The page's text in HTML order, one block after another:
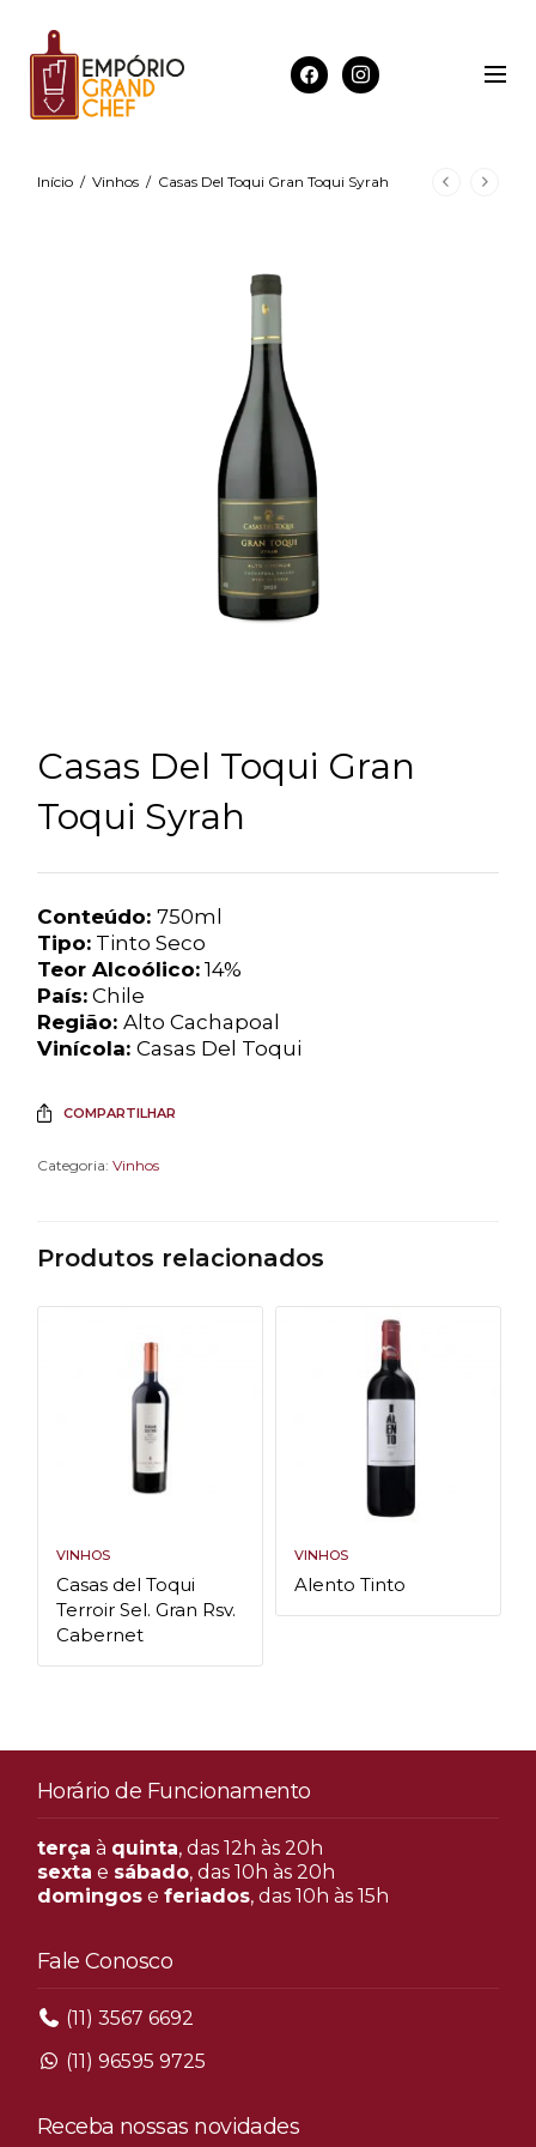
Início / Vinhos / Casas Del Toqui Gran Toqui Syrah
Casas Del Toqui Gran
Toqui Syrah
Conteúdo: 750ml
Tipo:Tinto Seco
Teor Alcoólico:14%
País:Chile
Região: Alto Cachapoal
Vinícola: Casas Del Toqui
COMPARTILHAR
Categoria: Vinhos
Produtos relacionados
VINHOS
Casas del Toqui
Terroir Sel. Gran Rsv.
Cabernet
VINHOS
Alento Tinto
Horário de Funcionamento
terça à quinta, das 12h às 20h
sexta e sábado, das 10h às 20h
domingose feriados, das 10h às 15h
Fale Conosco
(11) 3567 6692
(11) 96595 9725
Receba nossas novidades